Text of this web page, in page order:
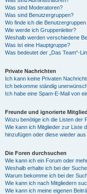
Was sind Moderatoren?
Was sind Benutzergruppen?
Wo finde ich die
Wie werde ich Gruppenleiter?
Weshalb werden verschiedene
Was ist eine Hauptgruppe?
Was bedeutet der „Das Team“-
Private Nachrichten
Ich kann keine Privaten
Ich bekomme ständig
Ich habe eine Spam-E-Mail von
Freunde und ignorierte
Wozu benötige ich die Listen der
Wie kann ich Mitglieder zur Liste
hinzufügen oder diese wieder
Die Foren durchsuchen
Wie kann ich ein Forum oder
Weshalb erhalte ich bei der
Warum bekomme ich bei der
Wie kann ich nach Mitgliedern
Wie kann ich meine eigenen